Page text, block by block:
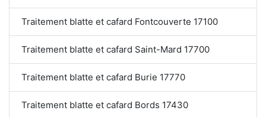
Traitement blatte et cafard Fontcouverte 17100
Traitement blatte et cafard Saint-Mard 17700
Traitement blatte et cafard Burie 17770
Traitement blatte et cafard Bords 17430